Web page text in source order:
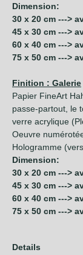
Dimension:
30 x 20 cm --->
45 x 30 cm --->
60 x 40 cm --->
75 x 50 cm --->
Finition : Galerie
Papier FineArt
passe-partout, le
verre acrylique
Oeuvre
Hologramme
Dimension:
30 x 20 cm --->
45 x 30 cm --->
60 x 40 cm --->
75 x 50 cm --->
Details